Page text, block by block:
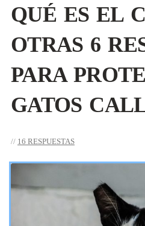
QUÉ ES EL
OTRAS 6
PARA
GATOS
16 RESPUESTAS